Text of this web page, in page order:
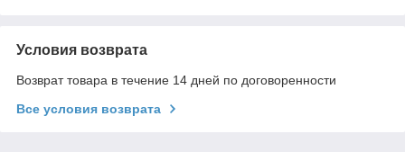
Условия возврата
Возврат товара в течение 14 дней по договоренности
Все условия возврата